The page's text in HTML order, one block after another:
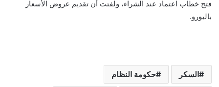
فتح خطاب اعتماد عند الشراء، ولفتت أن تقديم عروض الأسعار
باليورو.
السكر حكومة النظام